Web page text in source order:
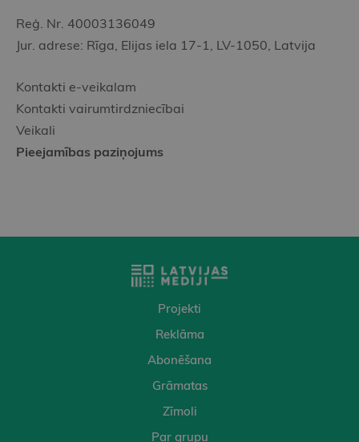
Reģ. Nr. 40003136049
Jur. adrese: Rīga, Elijas iela 17-1, LV-1050, Latvija
Kontakti e-veikalam
Kontakti vairumtirdzniecībai
Veikali
Pieejamības paziņojums
Projekti
Reklāma
Abonēšana
Grāmatas
Zīmoli
Par grupu